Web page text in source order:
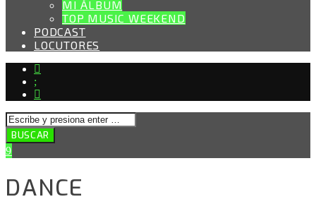
MI ÁLBUM
TOP MUSIC WEEKEND
PODCAST
LOCUTORES
DANCE